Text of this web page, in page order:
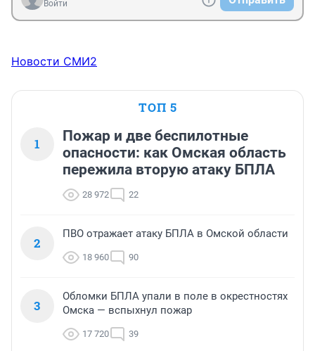
Войти
Новости СМИ2
ТОП 5
1
Пожар и две беспилотные
опасности: как Омская область
пережила вторую атаку БПЛА
28 972 22
2
ПВО отражает атаку БПЛА в Омской области
18 960 90
3
Обломки БПЛА упали в поле в окрестностях
Омска — вспыхнул пожар
17 720 39